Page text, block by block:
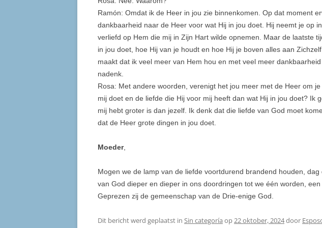
Ramón: Omdat ik de Heer in jou zie binnenkomen. Op dat moment
dankbaarheid naar de Heer voor wat Hij in jou doet. Hij neemt je op
verliefd op Hem die mij in Zijn Hart wilde opnemen. Maar de laatste
in jou doet, hoe Hij van je houdt en hoe Hij je boven alles aan
maakt dat ik veel meer van Hem hou en met veel meer
nadenk.
Rosa: Met andere woorden, verenigt het jou meer met de Heer om
mij doet en de liefde die Hij voor mij heeft dan wat Hij in jou doet? Ik
mij hebt groter is dan jezelf. Ik denk dat die liefde van God moet
dat de Heer grote dingen in jou doet.
Moeder,
Mogen we de lamp van de liefde voortdurend brandend houden,
van God dieper en dieper in ons doordringen tot we één worden,
Geprezen zij de gemeenschap van de Drie-enige God.
Dit bericht werd geplaatst in Sin categoría op22 oktober, 2024door